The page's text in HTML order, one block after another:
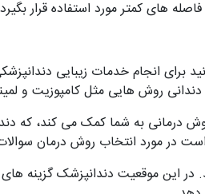
های کمتر مورد استفاده قرار
برای انجام خدمات زیبایی
دندانی روش هایی مثل کامپوزیت و
روش درمانی به شما کمک می کند، که
در مورد انتخاب روش درمان
این موقعیت دندانپزشک گزینه های